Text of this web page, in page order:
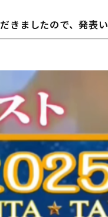
きましたので、発表い